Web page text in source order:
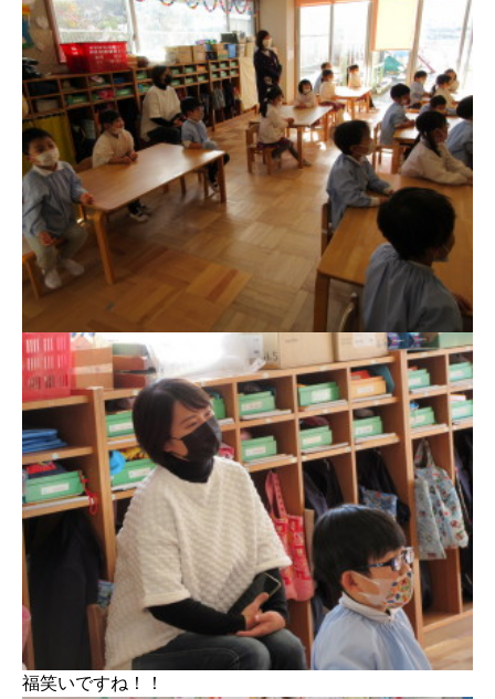
福笑いですね！！